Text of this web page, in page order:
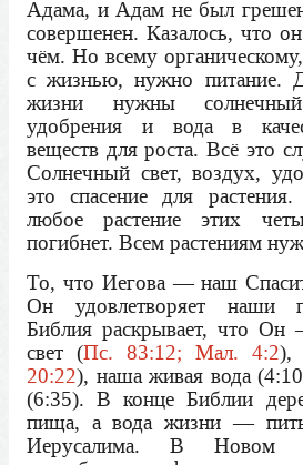
Адама, и Адам не был
совершенен. Казалось, что
чём. Но всему
с жизнью, нужно питание.
жизни нужны
удобрения и вода в
веществ для роста. Всё это
Солнечный свет, воздух,
это спасение для
любое растение этих
погибнет. Всем растениям
То, что Иегова — наш
Он удовлетворяет наши
Библия раскрывает, что
свет (Пс. 83:12; Мал. 4:2),
20:22), наша живая вода
(6:35). В конце Библии
пища, а вода жизни —
Иерусалима. В Новом